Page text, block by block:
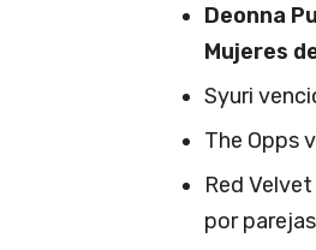
Deonna
Mujeres
Syuri
The Opps
Red
por